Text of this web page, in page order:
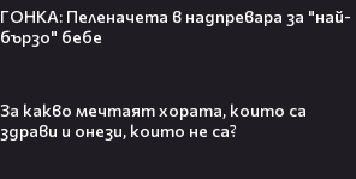
ГОНКА: Пеленачета в надпревара за "най-
бързо" бебе
За какво мечтаят хората, които са
здрави и онези, които не са?
След тежка контузия: Дейв